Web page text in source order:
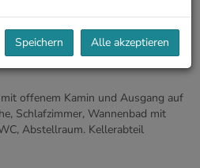
zahlreiche Geschäfte des
und Restaurants (u.a. Das
befinden sich im Innenhof.
offenem Kamin und Ausgang auf
Schlafzimmer, Wannenbad mit
Abstellraum. Kellerabteil
Speichern Alle akzeptieren